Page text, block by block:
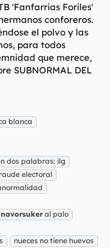
'Fanfarrias Foriles'
conforeros.
el polvo y las
para todos
que merece,
SUBNORMAL DEL
blanca
dos palabras: ilg
electoral
navorsuker al palo
nueces no tiene huevos